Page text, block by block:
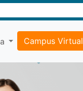
Campus Virtual